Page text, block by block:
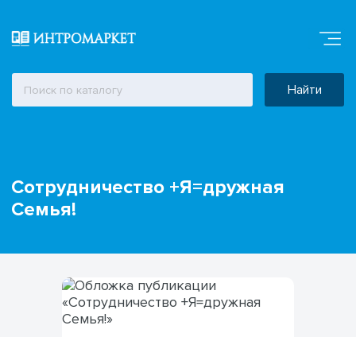
Найти
Сотрудничество +Я=дружная
Семья!